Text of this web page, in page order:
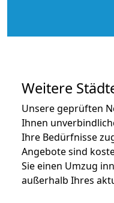
Weitere
Unsere geprüften
Ihnen
Ihre Bedürfnisse
Angebote sind
Sie einen Umzug
außerhalb Ihres